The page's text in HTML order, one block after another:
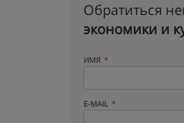
Обратиться
экономики и
ИМЯ
E-MAIL